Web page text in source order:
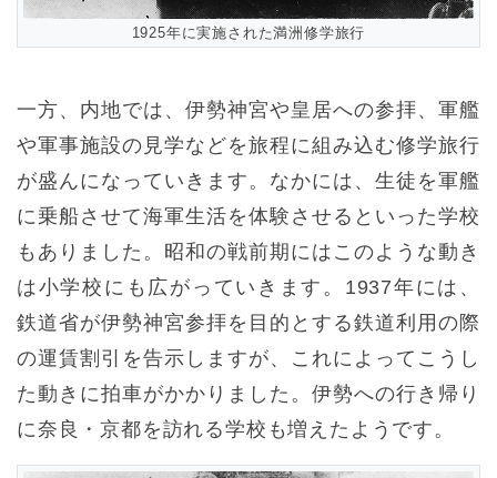
1925年に実施された満洲修学旅行
一方、内地では、伊勢神宮や皇居への参拝、軍艦
や軍事施設の見学などを旅程に組み込む修学旅行
が盛んになっていきます。なかには、生徒を軍艦
に乗船させて海軍生活を体験させるといった学校
もありました。昭和の戦前期にはこのような動き
は小学校にも広がっていきます。1937年には、
鉄道省が伊勢神宮参拝を目的とする鉄道利用の際
の運賃割引を告示しますが、これによってこうし
た動きに拍車がかかりました。伊勢への行き帰り
に奈良・京都を訪れる学校も増えたようです。